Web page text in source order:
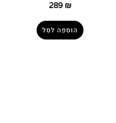
289 ₪
הוספה לסל